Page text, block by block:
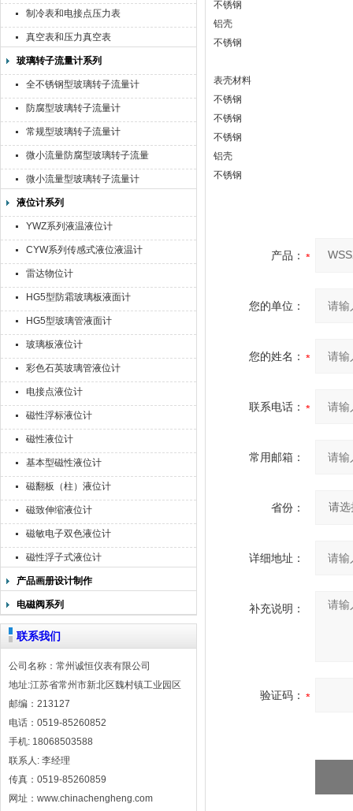
制冷表和电接点压力表
真空表和压力真空表
玻璃转子流量计系列
全不锈钢型玻璃转子流量计
防腐型玻璃转子流量计
常规型玻璃转子流量计
微小流量防腐型玻璃转子流量
计
微小流量型玻璃转子流量计
液位计系列
YWZ系列液温液位计
CYW系列传感式液位液温计
雷达物位计
HG5型防霜玻璃板液面计
HG5型玻璃管液面计
玻璃板液位计
彩色石英玻璃管液位计
电接点液位计
磁性浮标液位计
磁性液位计
基本型磁性液位计
磁翻板（柱）液位计
磁致伸缩液位计
磁敏电子双色液位计
磁性浮子式液位计
产品画册设计制作
电磁阀系列
联系我们
公司名称：常州诚恒仪表有限公司
地址:江苏省常州市新北区魏村镇工业园区
邮编：213127
电话：0519-85260852
手机: 18068503588
联系人: 李经理
传真：0519-85260859
网址：www.chinachengheng.com
不锈钢
铝壳
不锈钢
表壳材料
不锈钢
不锈钢
不锈钢
铝壳
不锈钢
产品：
您的单位：
您的姓名：
联系电话：
常用邮箱：
省份：
详细地址：
补充说明：
验证码：